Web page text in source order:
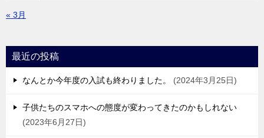
« 3月
最近の投稿
なんとか今年度の入試も終わりました。 2024年3月25日
子供たちのスマホへの態度が変わってきたのかもしれない
2023年6月27日